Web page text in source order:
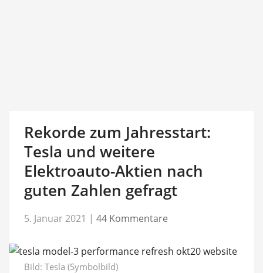
Rekorde zum Jahresstart:
Tesla und weitere
Elektroauto-Aktien nach
guten Zahlen gefragt
5. Januar 2021 | 44 Kommentare
Bild: Tesla (Symbolbild)